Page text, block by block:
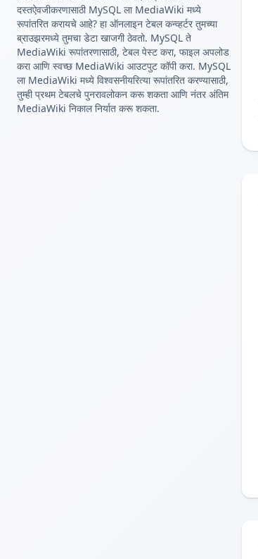
दस्तऐवजीकरणासाठी MySQL ला MediaWiki मध्ये
रूपांतरित करायचे आहे? हा ऑनलाइन टेबल कन्व्हर्टर तुमच्या
ब्राउझरमध्ये तुमचा डेटा खाजगी ठेवतो. MySQL ते
MediaWiki रूपांतरणासाठी, टेबल पेस्ट करा, फाइल अपलोड
करा आणि स्वच्छ MediaWiki आउटपुट कॉपी करा. MySQL
ला MediaWiki मध्ये विश्वसनीयरित्या रूपांतरित करण्यासाठी,
तुम्ही प्रथम टेबलचे पुनरावलोकन करू शकता आणि नंतर अंतिम
MediaWiki निकाल निर्यात करू शकता.